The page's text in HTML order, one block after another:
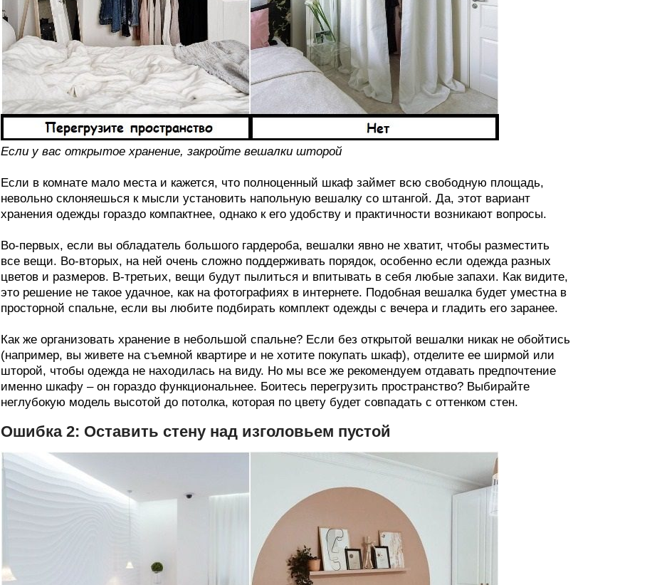
Если у вас открытое хранение, закройте вешалки шторой
Если в комнате мало места и кажется, что полноценный шкаф займет всю свободную площадь,
невольно склоняешься к мысли установить напольную вешалку со штангой. Да, этот вариант
хранения одежды гораздо компактнее, однако к его удобству и практичности возникают вопросы.
Во-первых, если вы обладатель большого гардероба, вешалки явно не хватит, чтобы разместить
все вещи. Во-вторых, на ней очень сложно поддерживать порядок, особенно если одежда разных
цветов и размеров. В-третьих, вещи будут пылиться и впитывать в себя любые запахи. Как видите,
это решение не такое удачное, как на фотографиях в интернете. Подобная вешалка будет уместна в
просторной спальне, если вы любите подбирать комплект одежды с вечера и гладить его заранее.
Как же организовать хранение в небольшой спальне? Если без открытой вешалки никак не обойтись
(например, вы живете на съемной квартире и не хотите покупать шкаф), отделите ее ширмой или
шторой, чтобы одежда не находилась на виду. Но мы все же рекомендуем отдавать предпочтение
именно шкафу – он гораздо функциональнее. Боитесь перегрузить пространство? Выбирайте
неглубокую модель высотой до потолка, которая по цвету будет совпадать с оттенком стен.
Ошибка 2: Оставить стену над изголовьем пустой